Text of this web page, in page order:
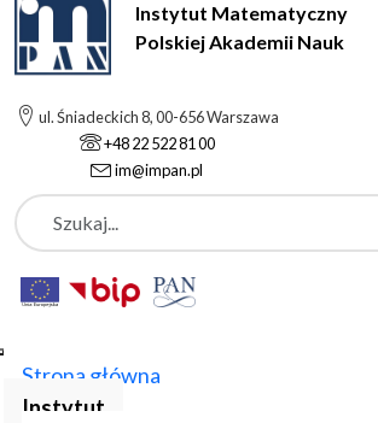
Instytut Matematyczny
Polskiej Akademii Nauk
ul. Śniadeckich 8, 00-656 Warszawa
+48 22 522 81 00
im@impan.pl
Szukaj
Strona główna
Instytut